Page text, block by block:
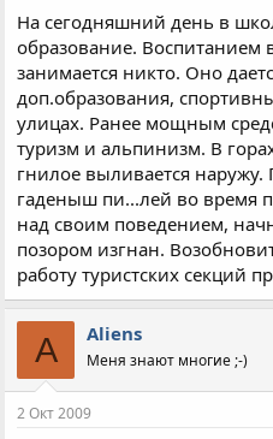
МНЕ ТАК ГЛАВНОЕ, чтобы П
А кто именно - не важно.
На сегодняшний день в
образование. Воспитанием
занимается никто. Оно
доп.образования,
улицах. Ранее мощным
туризм и альпинизм. В
гнилое выливается
гаденыш пи...лей во время
над своим поведением,
позором изгнан.
работу туристских секций
A Aliens
Меня знают многие ;-)
2 Окт 2009